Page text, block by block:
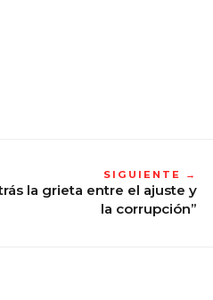
SIGUIENTE →
la grieta entre el ajuste y
la corrupción”